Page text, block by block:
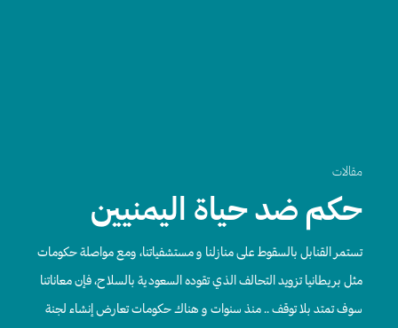
مقالات
حكم ضد حياة اليمنيين
تستمر القنابل بالسقوط على منازلنا و مستشفياتنا، ومع مواصلة حكومات
مثل بريطانيا تزويد التحالف الذي تقوده السعودية بالسلاح، فإن معاناتنا
سوف تمتد بلا توقف .. منذ سنوات و هناك حكومات تعارض إنشاء لجنة